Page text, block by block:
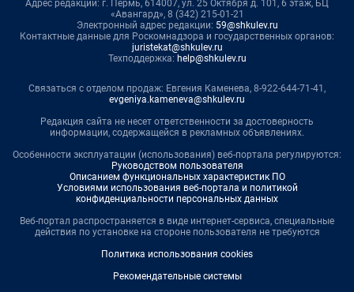
Адрес редакции: г. Пермь, 614007, ул. 25 Октября д. 101, 6 этаж, БЦ
«Авангард», 8 (342) 215-01-21
Электронный адрес редакции: 59@shkulev.ru
Контактные данные для Роскомнадзора и государственных органов:
juristekat@shkulev.ru
Техподдержка: help@shkulev.ru
Связаться с отделом продаж: Евгения Каменева, 8-922-644-71-41,
evgeniya.kameneva@shkulev.ru
Редакция сайта не несет ответственности за достоверность
информации, содержащейся в рекламных объявлениях.
Особенности эксплуатации (использования) веб-портала регулируются:
Руководством пользователя
Описанием функциональных характеристик ПО
Условиями использования веб-портала и политикой
конфиденциальности персональных данных
Веб-портал распространяется в виде интернет-сервиса, специальные
действия по установке на стороне пользователя не требуются
Политика использования cookies
Рекомендательные системы